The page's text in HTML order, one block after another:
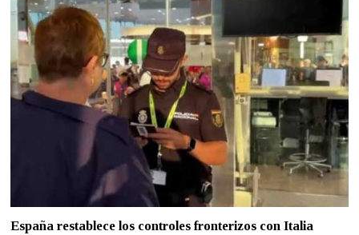
España restablece los controles fronterizos con Italia